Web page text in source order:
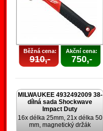
Běžná cena:
910,-
Akční cena:
750,-
MILWAUKEE 4932492009 38-
dílná sada Shockwave
Impact Duty
16x délka 25mm, 21x délka 50
mm, magnetický držák